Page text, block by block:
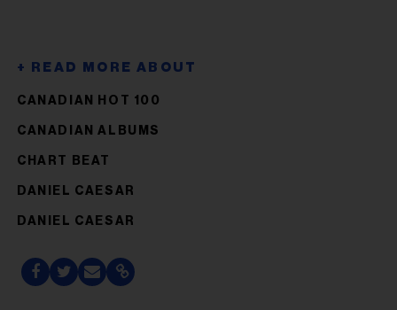
CANADIAN HOT 100
CANADIAN ALBUMS
CHART BEAT
DANIEL CAESAR
DANIEL CAESAR